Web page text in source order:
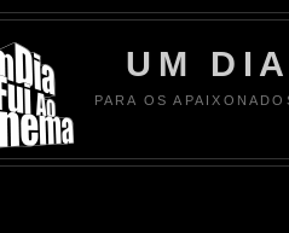
UM
PARA OS